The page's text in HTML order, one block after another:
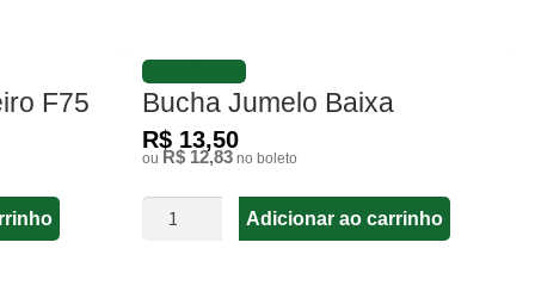
F75 Bucha Jumelo Baixa
R$ 13,50
ou R$ 12,83no boleto
Adicionar ao carrinho